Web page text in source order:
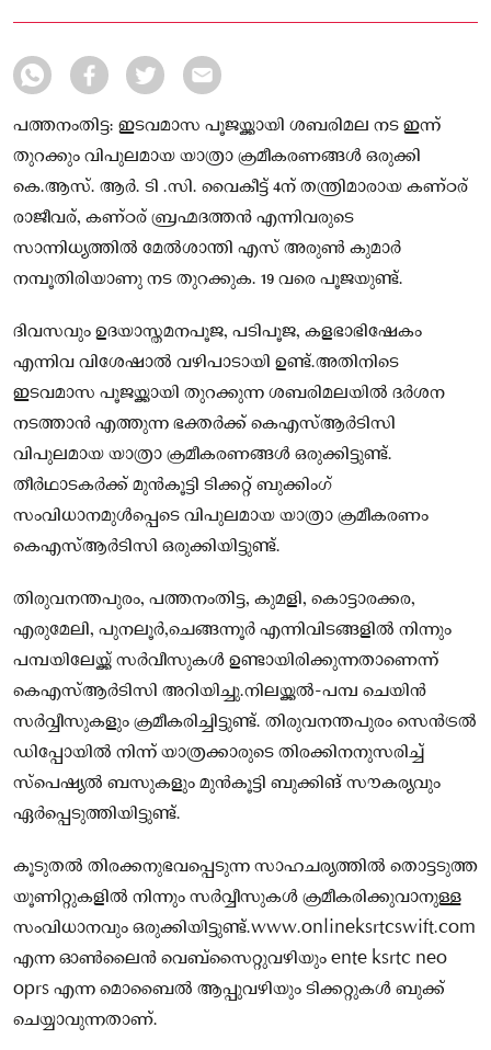
സര്‍വീസുകള്‍ ഉണ്ടായിരിക്കുന്നതാണെന്ന്
പത്തനംതിട്ട: ഇടവമാസ പൂജയ്ക്കായി ശബരിമല നട ഇന്ന്
തുറക്കും വിപുലമായ യാത്രാ ക്രമീകരണങ്ങള്‍ ഒരുക്കി
കെ.ആസ്. ആർ. ടി .സി. വൈകീട്ട് 4ന് തന്ത്രിമാരായ കണ്ഠര്
രാജീവര്, കണ്ഠര് ബ്രഹ്മദത്തന്‍ എന്നിവരുടെ
സാന്നിധ്യത്തില്‍ മേല്‍ശാന്തി എസ് അരുണ്‍ കുമാര്‍
നമ്പൂതിരിയാണു നട തുറക്കുക. 19 വരെ പൂജയുണ്ട്.
ദിവസവും ഉദയാസ്തമനപൂജ, പടിപൂജ, കളഭാഭിഷേകം
എന്നിവ വിശേഷാല്‍ വഴിപാടായി ഉണ്ട്.അതിനിടെ
ഇടവമാസ പൂജയ്ക്കായി തുറക്കുന്ന ശബരിമലയില്‍ ദര്‍ശന
നടത്താന്‍ എത്തുന്ന ഭക്തര്‍ക്ക് കെഎസ്ആര്‍ടിസി
വിപുലമായ യാത്രാ ക്രമീകരണങ്ങള്‍ ഒരുക്കിട്ടുണ്ട്.
തീര്‍ഥാടകര്‍ക്ക് മുന്‍കൂട്ടി ടിക്കറ്റ് ബുക്കിംഗ്
സംവിധാനമുള്‍പ്പെടെ വിപുലമായ യാത്രാ ക്രമീകരണം
കെഎസ്ആര്‍ടിസി ഒരുക്കിയിട്ടുണ്ട്.
തിരുവനന്തപുരം, പത്തനംതിട്ട, കുമളി, കൊട്ടാരക്കര,
എരുമേലി, പുനലൂര്‍,ചെങ്ങന്നൂര്‍ എന്നിവിടങ്ങളില്‍ നിന്നും
പമ്പയിലേയ്ക്ക് സര്‍വീസുകള്‍ ഉണ്ടായിരിക്കുന്നതാണെന്ന്
കെഎസ്ആര്‍ടിസി അറിയിച്ചു.നിലയ്ക്കല്‍-പമ്പ ചെയിന്‍
സര്‍വ്വീസുകളും ക്രമീകരിച്ചിട്ടുണ്ട്. തിരുവനന്തപുരം സെന്‍ട്രല്‍
ഡിപ്പോയില്‍ നിന്ന് യാത്രക്കാരുടെ തിരക്കിനനുസരിച്ച്
സ്‌പെഷ്യല്‍ ബസുകളും മുന്‍കൂട്ടി ബുക്കിങ് സൗകര്യവും
ഏര്‍പ്പെടുത്തിയിട്ടുണ്ട്.
കൂടുതല്‍ തിരക്കനുഭവപ്പെടുന്ന സാഹചര്യത്തില്‍ തൊട്ടടുത്ത
യൂണിറ്റുകളില്‍ നിന്നും സര്‍വ്വീസുകള്‍ ക്രമീകരിക്കുവാനുള്ള
സംവിധാനവും ഒരുക്കിയിട്ടുണ്ട്.www.onlineksrtcswift.com
എന്ന ഓണ്‍ലൈന്‍ വെബ്‌സൈറ്റുവഴിയും ente ksrtc neo
oprs എന്ന മൊബൈല്‍ ആപ്പുവഴിയും ടിക്കറ്റുകള്‍ ബുക്ക്
ചെയ്യാവുന്നതാണ്.